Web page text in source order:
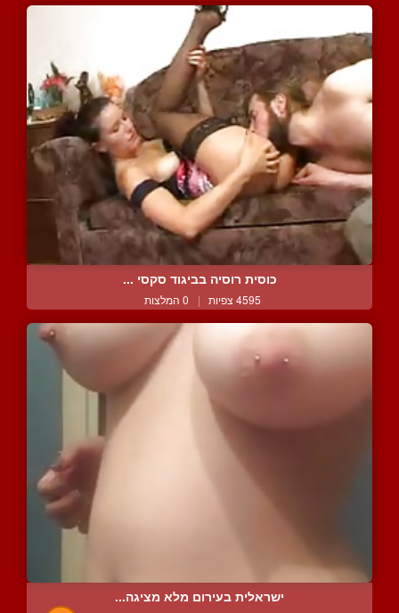
כוסית רוסיה בביגוד סקסי ...
4595 צפיות | 0 המלצות
ישראלית בעירום מלא מציגה...